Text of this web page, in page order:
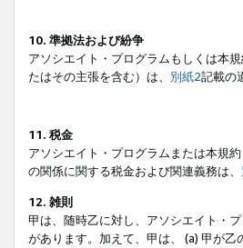
10. 準拠法および紛争
アソシエイト・プログラムもしくは本
たはその主張を含む）は、 別紙2記載の
11. 税金
アソシエイト・プログラムまたは本規
の関係に関する税金および関連義務は、
12. 雑則
甲は、随時乙に対し、アソシエイト・
があります。加えて、甲は、 (a) 甲が